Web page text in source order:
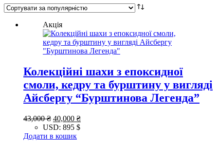
популярністю
Акція
Колекційні шахи з епоксидної
смоли, кедру та бурштину у вигляді
Айсбергу “Бурштинова Легенда”
43,000₴ Оригінальна
ціна:
43,000 ₴.
40,000 ₴Поточна
USD: 895 $
Додати в кошик